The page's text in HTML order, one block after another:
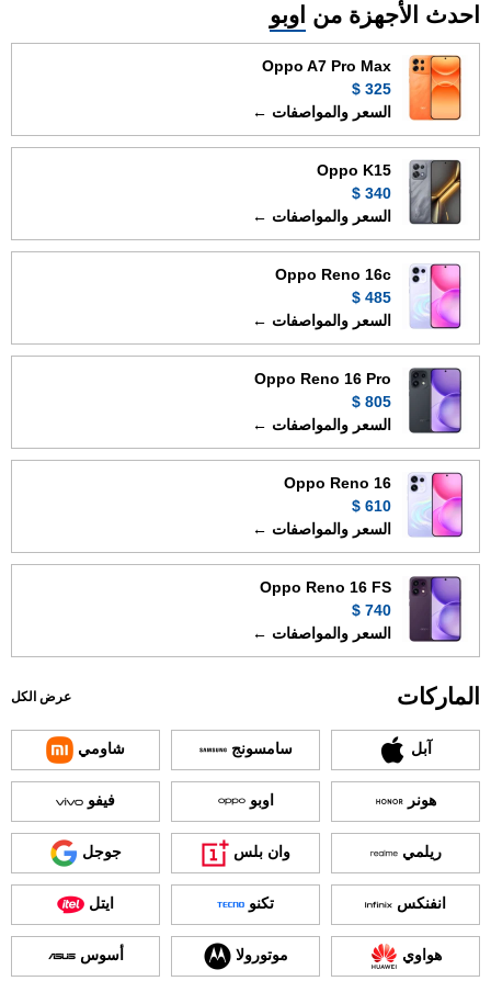
احدث الأجهزة من اوبو
Oppo A7 Pro Max
325 $
السعر والمواصفات ←
Oppo K15
340 $
السعر والمواصفات ←
Oppo Reno 16c
485 $
السعر والمواصفات ←
Oppo Reno 16 Pro
805 $
السعر والمواصفات ←
Oppo Reno 16
610 $
السعر والمواصفات ←
Oppo Reno 16 FS
740 $
السعر والمواصفات ←
الماركات عرض الكل
آبل سامسونج شاومي
هونر اوبو فيفو
ريلمي وان بلس جوجل
انفنكس تكنو ايتل
هواوي موتورولا أسوس